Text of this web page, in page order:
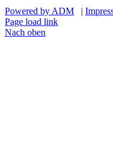
Powered by ADM |
Page load link
Nach oben